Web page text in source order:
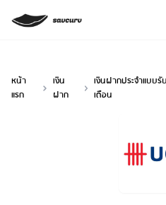
หน้า
แรก
เงิน
ฝาก
เงินฝากประจำแบบรั
เดือน